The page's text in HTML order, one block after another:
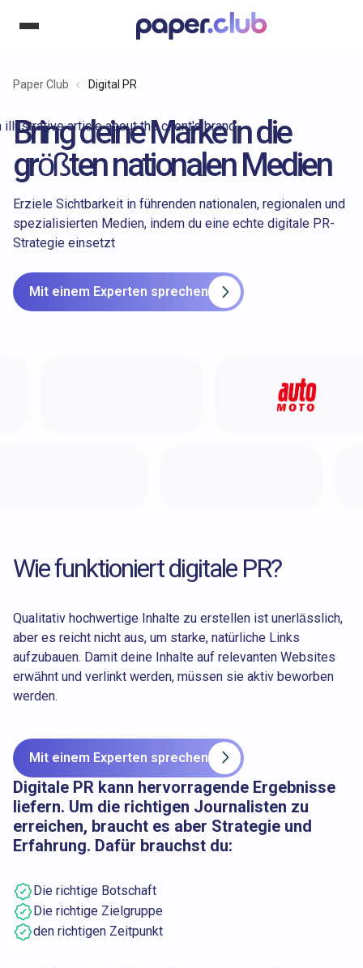
Paper Club Digital PR
Bring deine Marke in die
größten nationalen Medien
Erziele Sichtbarkeit in führenden nationalen, regionalen und
spezialisierten Medien, indem du eine echte digitale PR-
Strategie einsetzt
Mit einem Experten sprechen
Wie funktioniert digitale PR?
Qualitativ hochwertige Inhalte zu erstellen ist unerlässlich,
aber es reicht nicht aus, um starke, natürliche Links
aufzubauen. Damit deine Inhalte auf relevanten Websites
erwähnt und verlinkt werden, müssen sie aktiv beworben
werden.
Mit einem Experten sprechen
Digitale PR kann hervorragende Ergebnisse
liefern. Um die richtigen Journalisten zu
erreichen, braucht es aber Strategie und
Erfahrung. Dafür brauchst du:
Die richtige Botschaft
Die richtige Zielgruppe
den richtigen Zeitpunkt